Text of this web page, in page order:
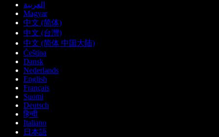
العربية
Magyar
中文 (简体)
中文 (台灣)
中文 (简体 中国大陆)
Čeština
Dansk
Nederlands
English
Français
Suomi
Deutsch
हिन्दी
Italiano
日本語